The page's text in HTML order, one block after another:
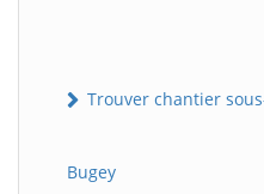
Trouver chantier
Bugey